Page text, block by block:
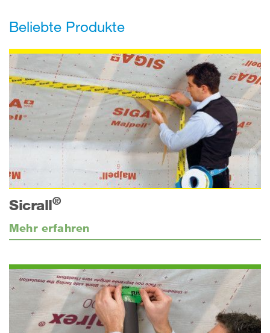
Beliebte Produkte
Sicrall®
Mehr erfahren